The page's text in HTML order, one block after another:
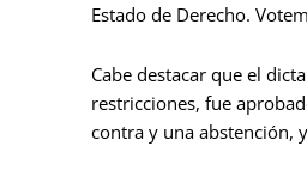
Estado de Derecho.
Cabe destacar que el
restricciones, fue
contra y una abstención,